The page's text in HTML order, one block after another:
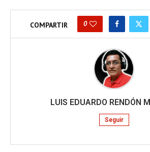
COMPARTIR 0
LUIS EDUARDO RENDÓN
Seguir